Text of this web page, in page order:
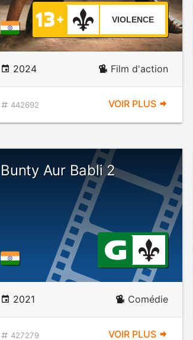
VIOLENCE
2024 Film d'action
442692 VOIR PLUS
Bunty Aur Babli 2
2021 Comédie
427279 VOIR PLUS